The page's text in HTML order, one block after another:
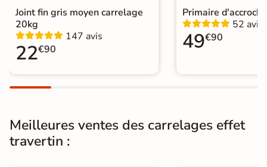
Choix 1er Choix
Pose
Origine Espagne
Joint fin gris moyen carrelage
20kg
147 avis
22€90
Primaire
52 avis
49€90
Meilleures ventes des carrelages effet
travertin :